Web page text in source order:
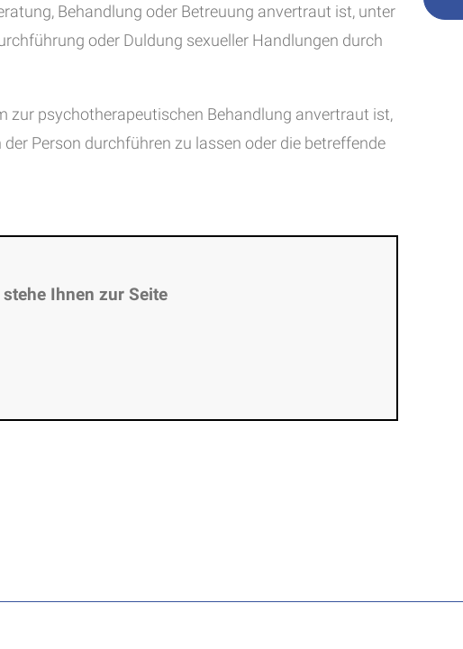
Behandlung oder Betreuung anvertraut ist, unter
oder Duldung sexueller Handlungen durch
zur psychotherapeutischen Behandlung anvertraut ist,
Person durchführen zu lassen oder die betreffende
Ihnen zur Seite